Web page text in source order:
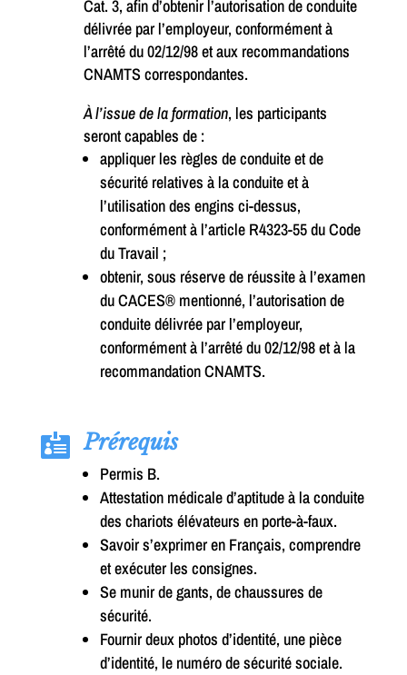
Cat. 3, afin d’obtenir l’autorisation de conduite
délivrée par l’employeur, conformément à
l’arrêté du 02/12/98 et aux recommandations
CNAMTS correspondantes.
À l’issue de la formation, les participants
seront capables de :
appliquer les règles de conduite et de
sécurité relatives à la conduite et à
l’utilisation des engins ci-dessus,
conformément à l’article R4323-55 du Code
du Travail ;
obtenir, sous réserve de réussite à l’examen
du CACES® mentionné, l’autorisation de
conduite délivrée par l’employeur,
conformément à l’arrêté du 02/12/98 et à la
recommandation CNAMTS.
 Prérequis
Permis B.
Attestation médicale d’aptitude à la conduite
des chariots élévateurs en porte-à-faux.
Savoir s’exprimer en Français, comprendre
et exécuter les consignes.
Se munir de gants, de chaussures de
sécurité.
Fournir deux photos d’identité, une pièce
d’identité, le numéro de sécurité sociale.